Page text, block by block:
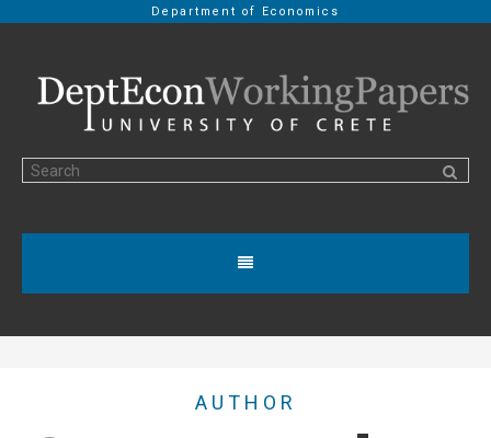
Department of Economics
AUTHOR